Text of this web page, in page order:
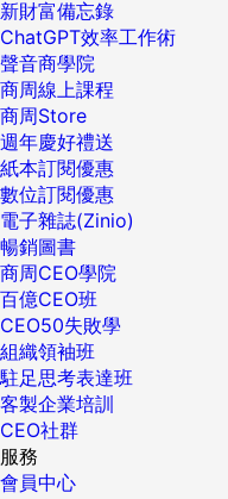
新財富備忘錄
ChatGPT效率工作術
聲音商學院
商周線上課程
商周Store
週年慶好禮送
紙本訂閱優惠
數位訂閱優惠
電子雜誌(Zinio)
暢銷圖書
商周CEO學院
百億CEO班
CEO50失敗學
組織領袖班
駐足思考表達班
客製企業培訓
CEO社群
服務
會員中心